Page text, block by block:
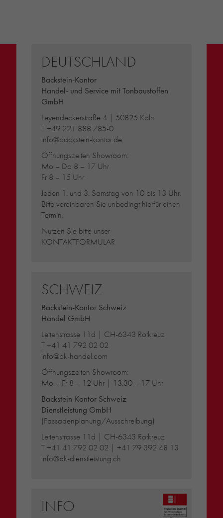
DEUTSCHLAND
Backstein-Kontor
Handel- und Service mit Tonbaustoffen
GmbH
Leyendeckerstraße 4 | 50825 Köln
T+49 221 888 785-0
info@backstein-kontor.de
Öffnungszeiten Showroom:
Mo – Do 8 – 17 Uhr
Fr 8 – 15 Uhr
Jeden 1. und 3. Samstag von 10 bis 13 Uhr.
Bitte vereinbaren Sie unbedingt hierfür einen
Termin.
Nutzen Sie bitte unser
KONTAKTFORMULAR
SCHWEIZ
Backstein-Kontor Schweiz
Handel GmbH
Lettenstrasse 11d | CH-6343 Rotkreuz
T+41 41 792 02 02
info@bk-handel.com
Öffnungszeiten Showroom:
Mo – Fr 8 – 12 Uhr | 13.30 – 17 Uhr
Backstein-Kontor Schweiz
Dienstleistung GmbH
(Fassadenplanung/Ausschreibung)
Lettenstrasse 11d | CH-6343 Rotkreuz
T+41 41 792 02 02 |+41 79 392 48 13
info@bk-dienstleistung.ch
INFO